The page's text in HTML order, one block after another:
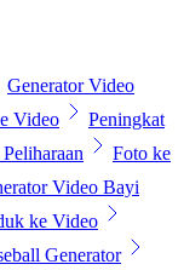
Generator Video
Video
Peningkat
Foto ke
Video Bayi
ke Video
Generator